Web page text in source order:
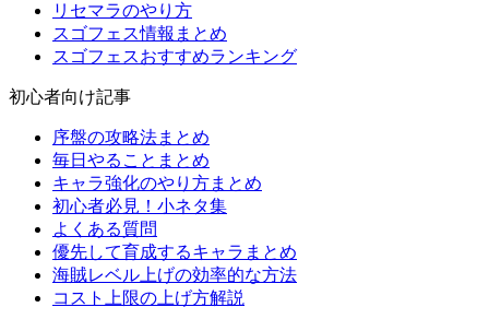
リセマラのやり方
スゴフェス情報まとめ
スゴフェスおすすめランキング
初心者向け記事
序盤の攻略法まとめ
毎日やることまとめ
キャラ強化のやり方まとめ
初心者必見！小ネタ集
よくある質問
優先して育成するキャラまとめ
海賊レベル上げの効率的な方法
コスト上限の上げ方解説